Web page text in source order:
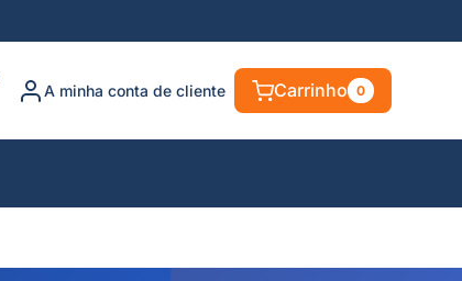
A minha conta de cliente Carrinho 0